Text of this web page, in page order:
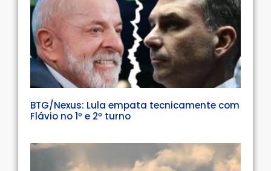
BTG/Nexus: Lula empata tecnicamente com
Flávio no 1º e 2º turno